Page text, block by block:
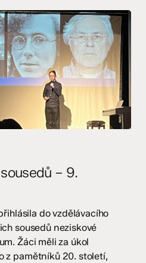
– 9.
do vzdělávacího
sousedů neziskové
Žáci měli za úkol
z pamětníků 20. století,